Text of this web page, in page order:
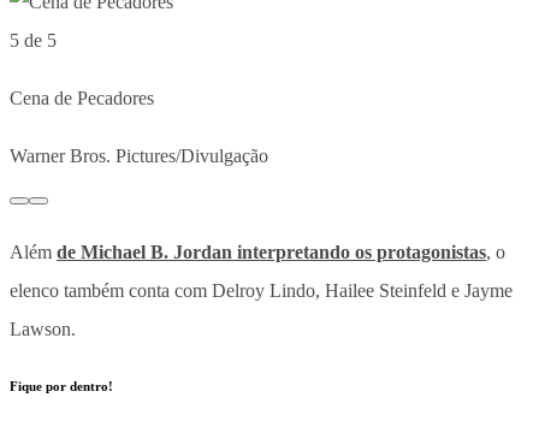
5 de 5
Cena de Pecadores
Warner Bros. Pictures/Divulgação
Além de Michael B. Jordan interpretando os protagonistas, o
elenco também conta com Delroy Lindo, Hailee Steinfeld e Jayme
Lawson.
Fique por dentro!